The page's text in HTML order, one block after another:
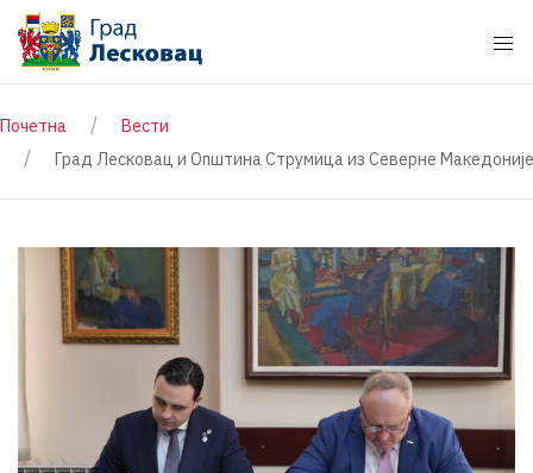
Почетна
Вести
Град Лесковац и Општина Струмица из Северне